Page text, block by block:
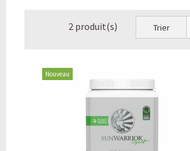
2 produit(s) Trier
Nouveau